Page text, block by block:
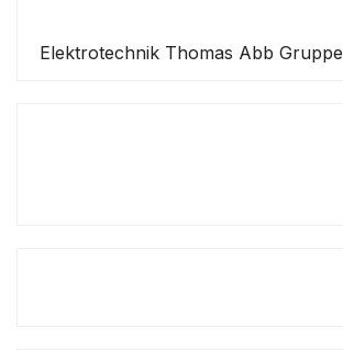
Elektrotechnik Thomas Abb Gruppe